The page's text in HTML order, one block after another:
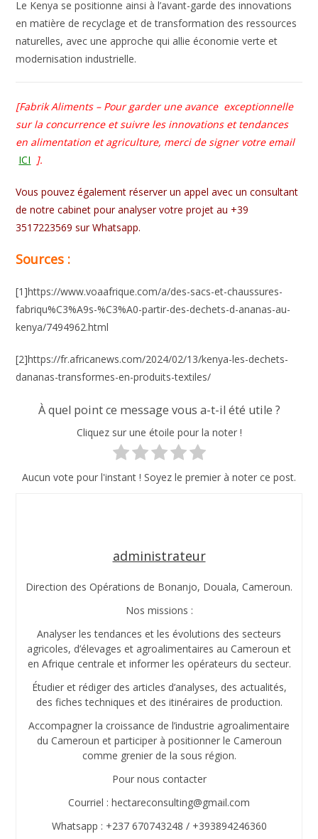
Le Kenya se positionne ainsi à l’avant-garde des innovations
en matière de recyclage et de transformation des ressources
naturelles, avec une approche qui allie économie verte et
modernisation industrielle.
[Fabrik Aliments – Pour garder une avance exceptionnelle
sur la concurrence et suivre les innovations et tendances
en alimentation et agriculture, merci de signer votre email
ICI ].
Vous pouvez également réserver un appel avec un consultant
de notre cabinet pour analyser votre projet au +39
3517223569 sur Whatsapp.
Sources :
[1]https://www.voaafrique.com/a/des-sacs-et-chaussures-
fabriqu%C3%A9s-%C3%A0-partir-des-dechets-d-ananas-au-
kenya/7494962.html
[2]https://fr.africanews.com/2024/02/13/kenya-les-dechets-
dananas-transformes-en-produits-textiles/
À quel point ce message vous a-t-il été utile ?
Cliquez sur une étoile pour la noter !
Aucun vote pour l'instant ! Soyez le premier à noter ce post.
administrateur
Direction des Opérations de Bonanjo, Douala, Cameroun.
Nos missions :
Analyser les tendances et les évolutions des secteurs
agricoles, d’élevages et agroalimentaires au Cameroun et
en Afrique centrale et informer les opérateurs du secteur.
Étudier et rédiger des articles d’analyses, des actualités,
des fiches techniques et des itinéraires de production.
Accompagner la croissance de l’industrie agroalimentaire
du Cameroun et participer à positionner le Cameroun
comme grenier de la sous région.
Pour nous contacter
Courriel : hectareconsulting@gmail.com
Whatsapp : +237 670743248 / +393894246360